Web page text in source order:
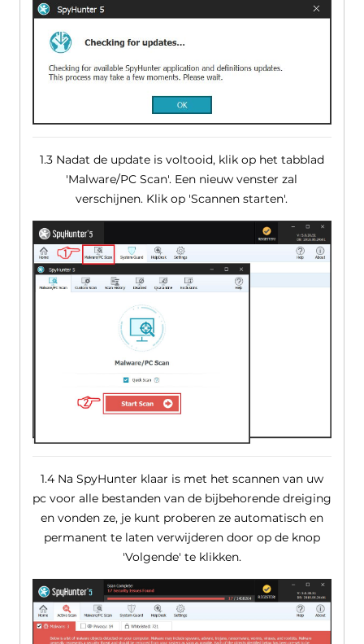
1.3 Nadat de update is voltooid, klik op het tabblad
'Malware/PC Scan'. Een nieuw venster zal
verschijnen. Klik op 'Scannen starten'.
1.4 Na SpyHunter klaar is met het scannen van uw
pc voor alle bestanden van de bijbehorende dreiging
en vonden ze, je kunt proberen ze automatisch en
permanent te laten verwijderen door op de knop
'Volgende' te klikken.